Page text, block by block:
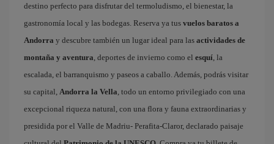
destino perfecto para disfrutar del termoludismo, el bienestar, la
gastronomía local y las bodegas. Reserva ya tus vuelos baratos a
Andorra y descubre también un lugar ideal para las actividades de
montaña y aventura , deportes de invierno como el esquí , la
escalada, el barranquismo y paseos a caballo. Además, podrás visitar
su capital, Andorra la Vella , todo un entorno privilegiado con una
excepcional riqueza natural, con una flora y fauna extraordinarias y
presidida por el Valle de Madriu- Perafita-Claror, declarado paisaje